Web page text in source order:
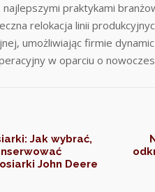
praktykami
relokacja linii
umożliwiając firmie
w oparciu o
Jak wybrać,
John Deere